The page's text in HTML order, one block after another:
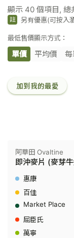
顯示 40 個項目, 總
註 另有優惠(可按入
最低售價顯示方式：
單價 平均價
加到我的最愛
阿華田 Ovaltine
即沖麥片 (麥芽